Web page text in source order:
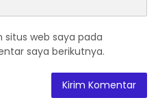
situs web saya pada
saya berikutnya.